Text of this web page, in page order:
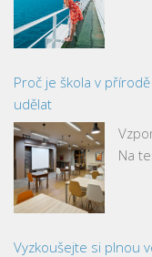
Proč je škola v
udělat
Na
Vyzkoušejte si plnou